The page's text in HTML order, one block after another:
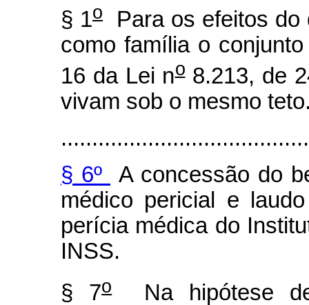
§ 1o
Para os efeitos
como família o
16 da Lei no8.213, de
vivam sob o mesmo
§ 6º
A concessão do
médico pericial e
perícia médica do
INSS.
§ 7oNa hipótese de